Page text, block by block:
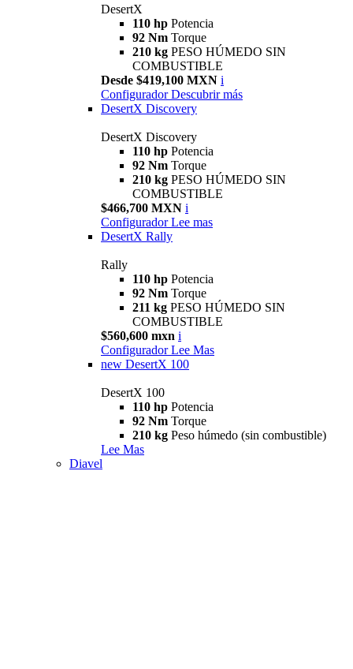
DesertX
110 hp Potencia
92 Nm Torque
210 kg PESO HÚMEDO SIN
COMBUSTIBLE
Desde $419,100 MXN i
Configurador Descubrir más
DesertX Discovery
DesertX Discovery
110 hp Potencia
92 Nm Torque
210 kg PESO HÚMEDO SIN
COMBUSTIBLE
$466,700 MXN i
Configurador Lee mas
DesertX Rally
Rally
110 hp Potencia
92 Nm Torque
211 kg PESO HÚMEDO SIN
COMBUSTIBLE
$560,600 mxn i
Configurador Lee Mas
new DesertX 100
DesertX 100
110 hp Potencia
92 Nm Torque
210 kg Peso húmedo (sin combustible)
Lee Mas
Diavel